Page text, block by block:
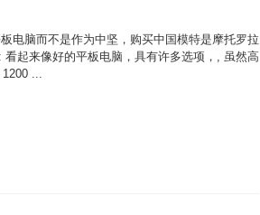
电脑而不是作为中坚，购买中国模特是摩托罗拉
看起来像好的平板电脑，具有许多选项，, 虽然高
...